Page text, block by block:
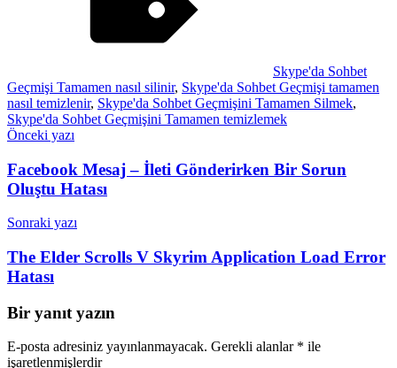
Skype'da Sohbet
Geçmişi Tamamen nasıl silinir, Skype'da Sohbet Geçmişi tamamen
nasıl temizlenir, Skype'da Sohbet Geçmişini Tamamen Silmek,
Skype'da Sohbet Geçmişini Tamamen temizlemek
Yazı
gezinmesi
Önceki yazı
Facebook Mesaj – İleti Gönderirken Bir Sorun
Oluştu Hatası
Sonraki yazı
The Elder Scrolls V Skyrim Application Load Error
Hatası
Bir yanıt yazın
E-posta adresiniz yayınlanmayacak. Gerekli alanlar * ile
işaretlenmişlerdir